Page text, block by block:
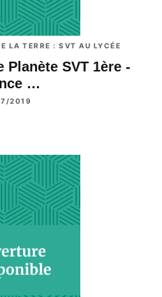
LA TERRE : SVT AU LYCÉE
Planète SVT 1ère -
…
2019